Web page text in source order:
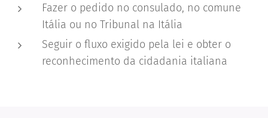
Fazer o pedido no consulado, no comune
Itália ou no Tribunal na Itália
Seguir o fluxo exigido pela lei e obter o
reconhecimento da cidadania italiana